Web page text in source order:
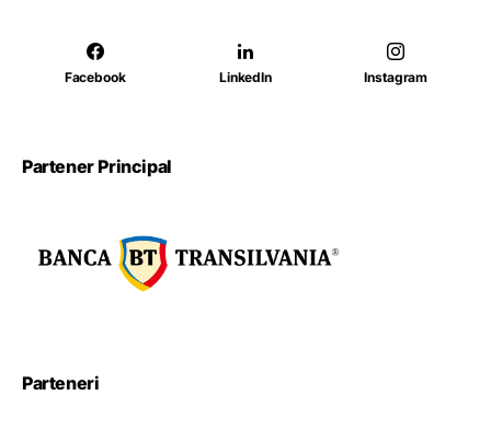
Facebook LinkedIn Instagram
Partener Principal
Parteneri